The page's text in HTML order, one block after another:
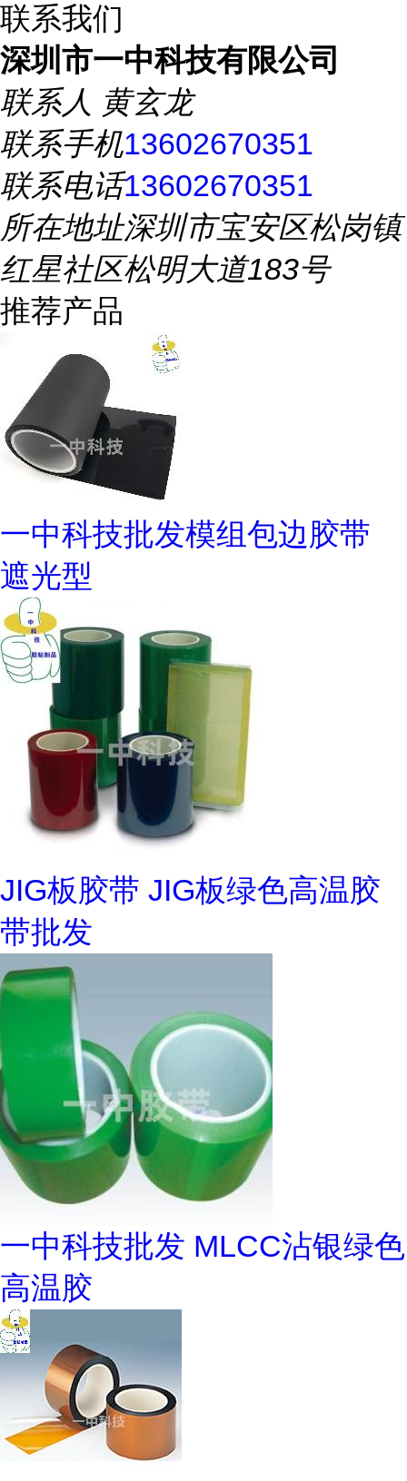
联系我们
深圳市一中科技有限公司
联系人 黄玄龙
联系手机13602670351
联系电话13602670351
所在地址深圳市宝安区松岗镇
红星社区松明大道183号
推荐产品
一中科技批发模组包边胶带
遮光型
JIG板胶带 JIG板绿色高温胶
带批发
一中科技批发 MLCC沾银绿色
高温胶